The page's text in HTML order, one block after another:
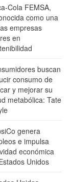
Cola FEMSA,
como una
empresas
en
buscan
consumo de
y mejorar su
metabólica: Tate
genera
e impulsa
económica
Unidos